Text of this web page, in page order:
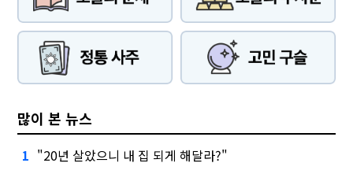
많이 본 뉴스
1 "20년 살았으니 내 집 되게 해달라?"